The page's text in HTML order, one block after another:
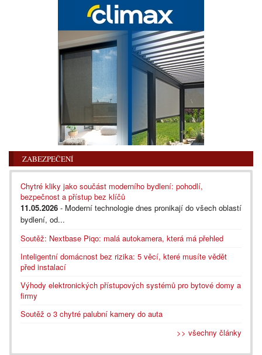
ZABEZPEČENÍ
Chytré kliky jako součást moderního bydlení: pohodlí,
bezpečnost a přístup bez klíčů
11.05.2026 - Moderní technologie dnes pronikají do všech oblastí
bydlení, od...
Soutěž: Nextbase Piqo: malá autokamera, která má přehled
Inteligentní domácnost bez rizika: 5 věcí, které musíte vědět
před instalací
Výhody elektronických přístupových systémů pro bytové domy a
firmy
Soutěž o 3 chytré palubní kamery do auta
>> všechny články